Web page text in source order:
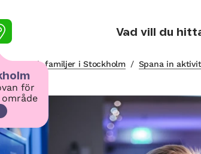
för
Vad vill du
barn och familjer i Stockholm / Spana in